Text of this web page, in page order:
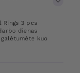
Rings 3 pcs
dienas
kuo